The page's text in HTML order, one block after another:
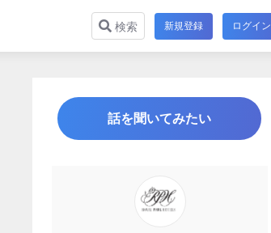
検索 新規登録 ログイン
話を聞いてみたい